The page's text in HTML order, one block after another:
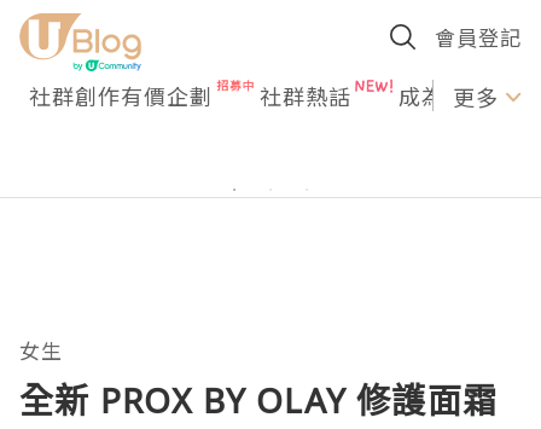
會員登記
社群創作有價企劃 社群熱話 成為U更多
女生
全新 PROX BY OLAY 修護面霜